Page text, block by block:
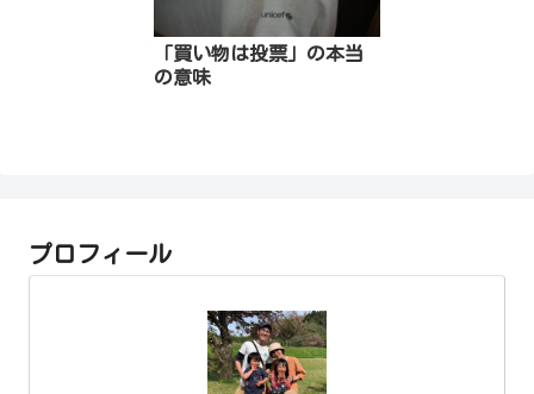
「買い物は投票」の本当
の意味
プロフィール